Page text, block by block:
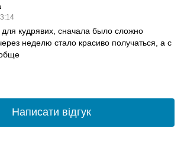
кудрявих, сначала было сложно
неделю стало красиво получаться, а с
Написати відгук